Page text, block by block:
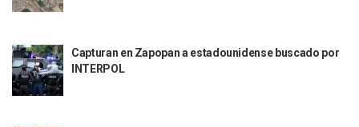
Sigue El Programa De Bacheo En Puerto Vallarta
Localizan A Menor Extraviada En La Nueva Central De
Capturan en Zapopan a estadounidense buscado por
INTERPOL